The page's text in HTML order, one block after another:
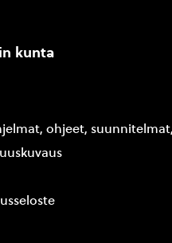
kunta
ohjeet,